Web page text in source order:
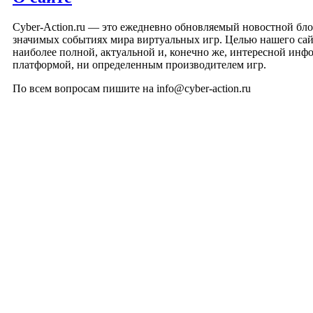
Cyber-Action.ru — это ежедневно обновляемый новостной
значимых событиях мира виртуальных игр. Целью нашего
наиболее полной, актуальной и, конечно же, интересной
платформой, ни определенным производителем игр.
По всем вопросам пишите на info@cyber-action.ru